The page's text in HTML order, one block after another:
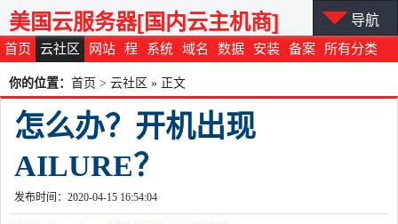
首页 云社区 网站 程 系统 域名 数据 安装 备案 所有分类
美国云服务器[国内云主机商] 导航
你的位置： 首页 > 云社区 » 正文
怎么办？开机出现
AILURE？
发布时间：2020-04-15 16:54:04